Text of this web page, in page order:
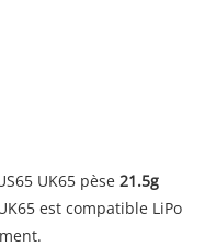
UK65 pèse 21.5g
est compatible LiPo